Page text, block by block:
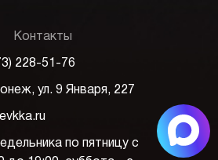
Контакты
228-51-76
ул. 9 Января, 227
по пятницу с